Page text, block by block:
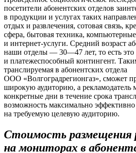
посетители абонентских отделов
в продукции и услугах таких
отдых и развлечения, сотовая связь,
сфера, бытовая техника,
и интернет-услуги. Средний возраст
наши отделы — 30—47 лет, то есть
и платежеспособный контингент.
транслируемая в абонентских отдела
ООО «Волгоградрегионгаз», сможет
широкую аудиторию, а рекламодатель
конкретные дни в течение срока
возможность максимально эффективно
на требуемую целевую аудиторию.
Стоимость размещения
на мониторах в